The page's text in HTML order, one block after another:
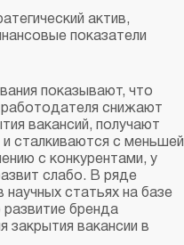
актив,
показатели
показывают, что
работодателя снижают
вакансий, получают
сталкиваются с меньшей
с конкурентами, у
слабо. В ряде
научных статьях на базе
развитие бренда
вакансии в